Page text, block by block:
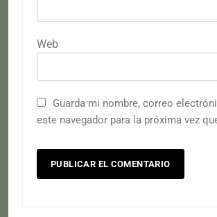
Web
Guarda mi nombre, correo
este navegador para la próxima vez